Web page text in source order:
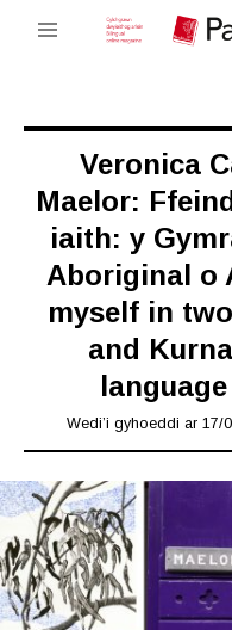
Veronica
Maelor:
iaith: y
Aboriginal o
myself in
and
Wedi’i gyhoeddi ar 17/